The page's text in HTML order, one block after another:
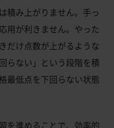
積み上がりません。手っ
用が利きません。やった
だけ点数が上がるような
ない」という段階を積
最低点を下回らない状態
を進めることで、効率的